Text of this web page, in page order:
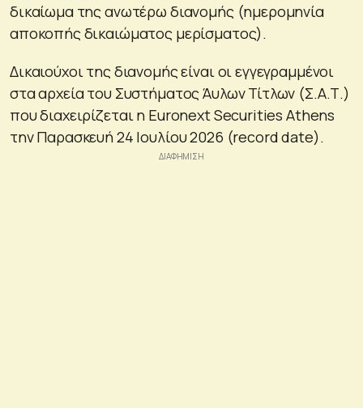
δικαίωμα της ανωτέρω διανομής (ημερομηνία
αποκοπής δικαιώματος μερίσματος).
Δικαιούχοι της διανομής είναι οι εγγεγραμμένοι
στα αρχεία του Συστήματος Άυλων Τίτλων (Σ.Α.Τ.)
που διαχειρίζεται η Euronext Securities Athens
την Παρασκευή 24 Ιουλίου 2026 (record date).